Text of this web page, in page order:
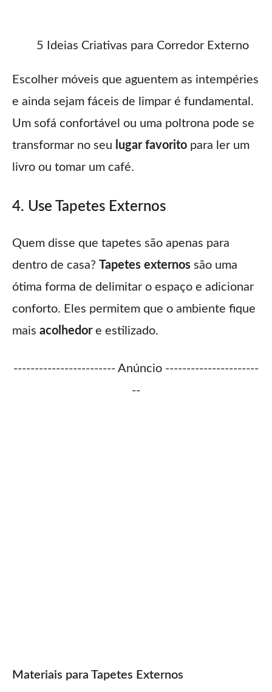
5 Ideias Criativas para Corredor Externo
Escolher móveis que aguentem as intempéries
e ainda sejam fáceis de limpar é fundamental.
Um sofá confortável ou uma poltrona pode se
transformar no seu lugar favorito para ler um
livro ou tomar um café.
4. Use Tapetes Externos
Quem disse que tapetes são apenas para
dentro de casa?
Tapetes externos são uma
ótima forma de delimitar o espaço e adicionar
conforto. Eles permitem que o ambiente fique
mais acolhedore estilizado.
------------------------ Anúncio ----------------------
--
Materiais para Tapetes Externos